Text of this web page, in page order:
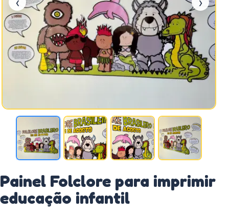
Painel Folclore para imprimir
educação infantil